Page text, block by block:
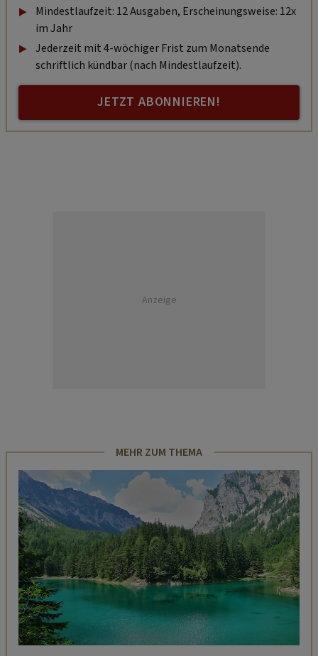
Mindestlaufzeit: 12 Ausgaben, Erscheinungsweise: 12x
im Jahr
Jederzeit mit 4-wöchiger Frist zum Monatsende
schriftlich kündbar (nach Mindestlaufzeit).
JETZT ABONNIEREN!
Anzeige
MEHR ZUM THEMA